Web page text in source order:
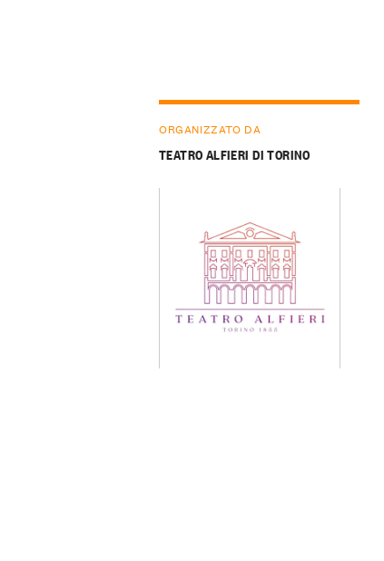
ORGANIZZATO DA
TEATRO ALFIERI DI TORINO